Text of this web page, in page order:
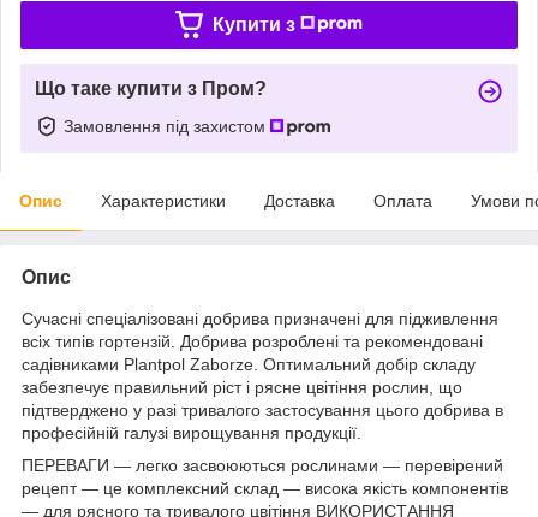
Купити з
Що таке купити з Пром?
Замовлення під захистом
Опис Характеристики Доставка Оплата Умови
Опис
Сучасні спеціалізовані добрива призначені для підживлення
всіх типів гортензій. Добрива розроблені та рекомендовані
садівниками Plantpol Zaborze. Оптимальний добір складу
забезпечує правильний ріст і рясне цвітіння рослин, що
підтверджено у разі тривалого застосування цього добрива в
професійній галузі вирощування продукції.
ПЕРЕВАГИ — легко засвоюються рослинами — перевірений
рецепт — це комплексний склад — висока якість компонентів
— для рясного та тривалого цвітіння ВИКОРИСТАННЯ